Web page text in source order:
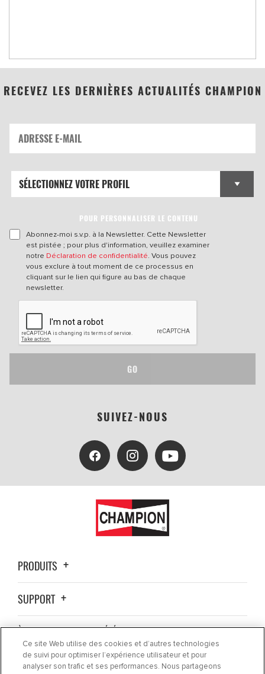
RECEVEZ LES DERNIÈRES ACTUALITÉS CHAMPION
POUR PERSONNALISER LE CONTENU
Abonnez-moi s.v.p. à la Newsletter. Cette Newsletter
est pistée ; pour plus d'information, veuillez examiner
notre Déclaration de confidentialité. Vous pouvez
vous exclure à tout moment de ce processus en
cliquant sur le lien qui figure au bas de chaque
newsletter.
GO
SUIVEZ-NOUS
PRODUITS
SUPPORT
À PROPOS DE LA SOCIÉTÉ
OÙ ACHETER ?
Ce site Web utilise des cookies et d’autres technologies
de suivi pour optimiser l’expérience utilisateur et pour
analyser son trafic et ses performances. Nous partageons